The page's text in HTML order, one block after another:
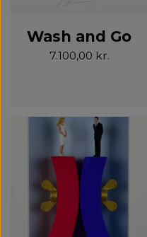
Wash and Go
7.100,00 kr.